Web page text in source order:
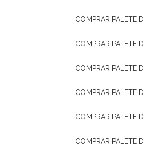
COMPRAR
COMPRAR
COMPRAR
COMPRAR
COMPRAR
COMPRAR